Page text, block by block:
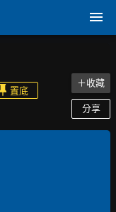
置底
＋收藏
分享